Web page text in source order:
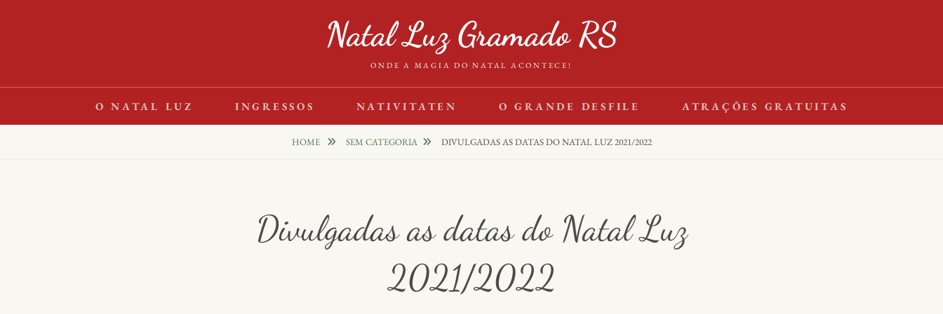
Natal Luz Gramado RS
ONDE A MAGIA DO NATAL ACONTECE!
O NATAL LUZ INGRESSOS NATIVITATEN O GRANDE DESFILE ATRAÇÕES GRATUITAS
HOME SEM CATEGORIA DIVULGADAS AS DATAS DO NATAL LUZ 2021/2022
Divulgadas as datas do Natal Luz
2021/2022